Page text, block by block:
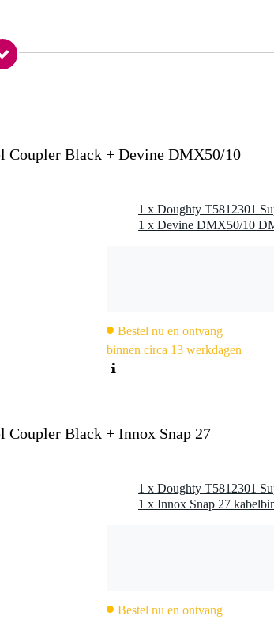
grade 8.8 oogbout
zilver (T58123)
Coupler Black + Devine DMX50/10
Bestel nu en ontvang
binnen circa 13 werkdagen
Black + Innox Snap 27
Bestel nu en ontvang